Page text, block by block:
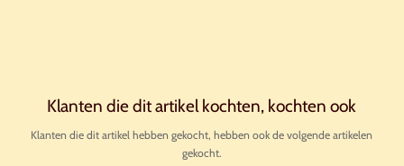
Klanten die dit artikel kochten, kochten ook
Klanten die dit artikel hebben gekocht, hebben ook de volgende artikelen
gekocht.